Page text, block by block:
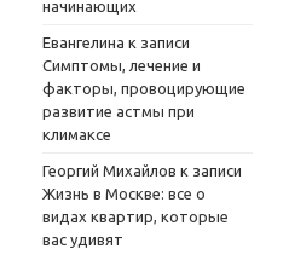
начинающих
Евангелина к записи
Симптомы, лечение и
факторы, провоцирующие
развитие астмы при
климаксе
Георгий Михайлов к записи
Жизнь в Москве: все о
видах квартир, которые
вас удивят